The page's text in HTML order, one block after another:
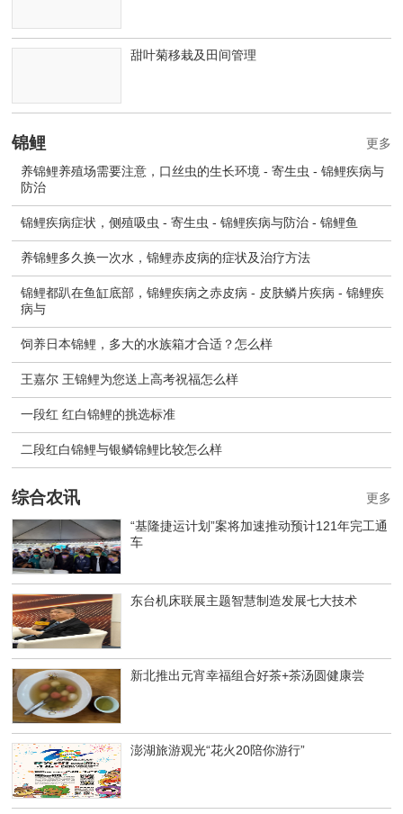
甜叶菊移栽及田间管理
锦鲤
养锦鲤养殖场需要注意，口丝虫的生长环境 - 寄生虫 - 锦鲤疾病与
防治
锦鲤疾病症状，侧殖吸虫 - 寄生虫 - 锦鲤疾病与防治 - 锦鲤鱼
养锦鲤多久换一次水，锦鲤赤皮病的症状及治疗方法
锦鲤都趴在鱼缸底部，锦鲤疾病之赤皮病 - 皮肤鳞片疾病 - 锦鲤疾
病与
饲养日本锦鲤，多大的水族箱才合适？怎么样
王嘉尔 王锦鲤为您送上高考祝福怎么样
一段红 红白锦鲤的挑选标准
二段红白锦鲤与银鳞锦鲤比较怎么样
更多
综合农讯
“基隆捷运计划”案将加速推动预计121年完工通
车
东台机床联展主题智慧制造发展七大技术
新北推出元宵幸福组合好茶+茶汤圆健康尝
澎湖旅游观光“花火20陪你游行”
更多